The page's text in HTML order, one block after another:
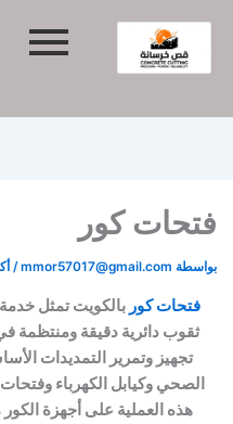
كور
mmor57017@gmail.com
/أكتوبر 21, 2025
كوربالكويت تمثل خدمة
دائرية دقيقة ومنتظمة في
وتمرير التمديدات الأساسية
وكيابل الكهرباء وفتحات
العملية على أجهزة الكور
ابواب
الكويت
الكور
فتحات
الكور
الاسانسير
خرسانة
ليزر